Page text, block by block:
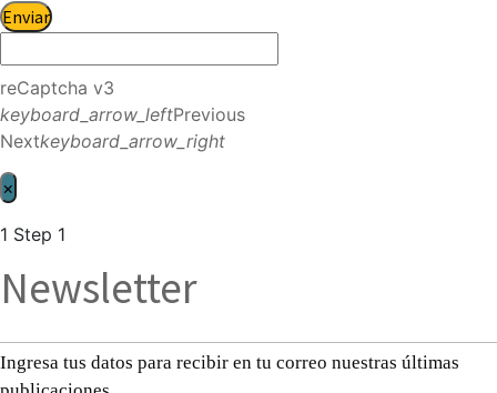
Enviar
reCaptcha v3
keyboard_arrow_leftPrevious
Nextkeyboard_arrow_right
×
1 Step 1
Newsletter
Ingresa tus datos para recibir en tu correo nuestras últimas